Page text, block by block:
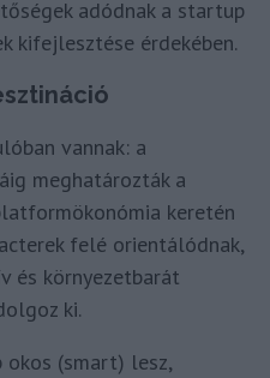
adódnak a startup
kifejlesztése érdekében.
vannak: a
meghatározták a
keretén
felé orientálódnak,
és környezetbarát
ki.
okos (smart) lesz,